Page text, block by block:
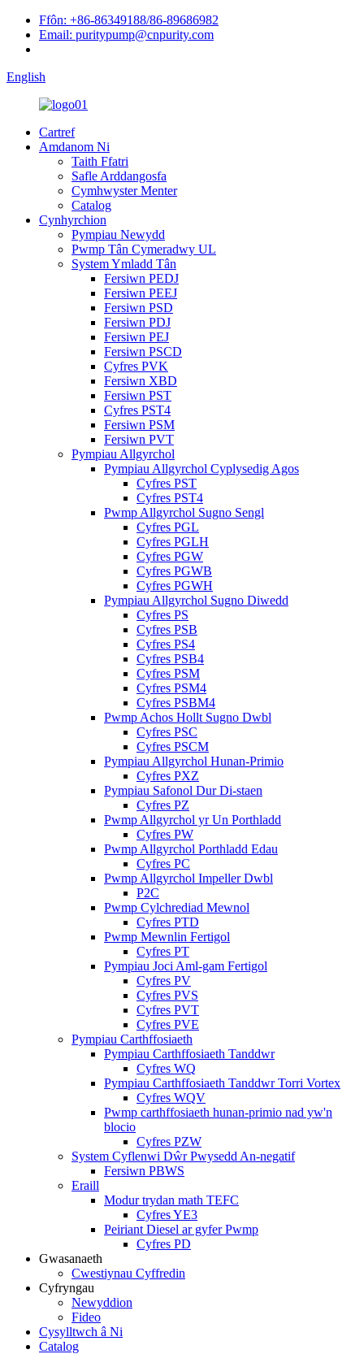
Ffôn: +86-86349188/86-89686982
Email: puritypump@cnpurity.com
English
Cartref
Amdanom Ni
Taith Ffatri
Safle Arddangosfa
Cymhwyster Menter
Catalog
Cynhyrchion
Pympiau Newydd
Pwmp Tân Cymeradwy UL
System Ymladd Tân
Fersiwn PEDJ
Fersiwn PEEJ
Fersiwn PSD
Fersiwn PDJ
Fersiwn PEJ
Fersiwn PSCD
Cyfres PVK
Fersiwn XBD
Fersiwn PST
Cyfres PST4
Fersiwn PSM
Fersiwn PVT
Pympiau Allgyrchol
Pympiau Allgyrchol Cyplysedig Agos
Cyfres PST
Cyfres PST4
Pwmp Allgyrchol Sugno Sengl
Cyfres PGL
Cyfres PGLH
Cyfres PGW
Cyfres PGWB
Cyfres PGWH
Pympiau Allgyrchol Sugno Diwedd
Cyfres PS
Cyfres PSB
Cyfres PS4
Cyfres PSB4
Cyfres PSM
Cyfres PSM4
Cyfres PSBM4
Pwmp Achos Hollt Sugno Dwbl
Cyfres PSC
Cyfres PSCM
Pympiau Allgyrchol Hunan-Primio
Cyfres PXZ
Pympiau Safonol Dur Di-staen
Cyfres PZ
Pwmp Allgyrchol yr Un Porthladd
Cyfres PW
Pwmp Allgyrchol Porthladd Edau
Cyfres PC
Pwmp Allgyrchol Impeller Dwbl
P2C
Pwmp Cylchrediad Mewnol
Cyfres PTD
Pwmp Mewnlin Fertigol
Cyfres PT
Pympiau Joci Aml-gam Fertigol
Cyfres PV
Cyfres PVS
Cyfres PVT
Cyfres PVE
Pympiau Carthffosiaeth
Pympiau Carthffosiaeth Tanddwr
Cyfres WQ
Pympiau Carthffosiaeth Tanddwr Torri Vortex
Cyfres WQV
Pwmp carthffosiaeth hunan-primio nad yw'n
blocio
Cyfres PZW
System Cyflenwi Dŵr Pwysedd An-negatif
Fersiwn PBWS
Eraill
Modur trydan math TEFC
Cyfres YE3
Peiriant Diesel ar gyfer Pwmp
Cyfres PD
Gwasanaeth
Cwestiynau Cyffredin
Cyfryngau
Newyddion
Fideo
Cysylltwch â Ni
Catalog